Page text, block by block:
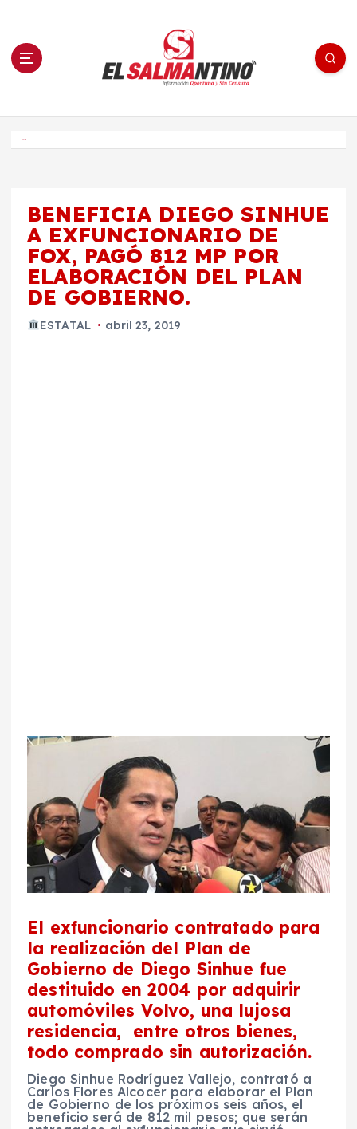
n El Salmantino - medios/noticias/editorial
BENEFICIA DIEGO SINHUE
A EXFUNCIONARIO DE
FOX, PAGÓ 812 MP POR
ELABORACIÓN DEL PLAN
DE GOBIERNO.
ESTATAL abril 23, 2019
El exfuncionario contratado para
la realización del Plan de
Gobierno de Diego Sinhue fue
destituido en 2004 por adquirir
automóviles Volvo, una lujosa
residencia, entre otros bienes,
todo comprado sin autorización.
Diego Sinhue Rodríguez Vallejo, contrató a
Carlos Flores Alcocer para elaborar el Plan
de Gobierno de los próximos seis años, el
beneficio será de 812 mil pesos; que serán